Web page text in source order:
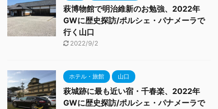
萩博物館で明治維新のお勉強、2022年
GWに歴史探訪/ポルシェ・パナメーラで
行く山口
2022/9/2
ホテル・旅館 山口
萩城跡に最も近い宿・千春楽、2022年
GWに歴史探訪/ポルシェ・パナメーラで